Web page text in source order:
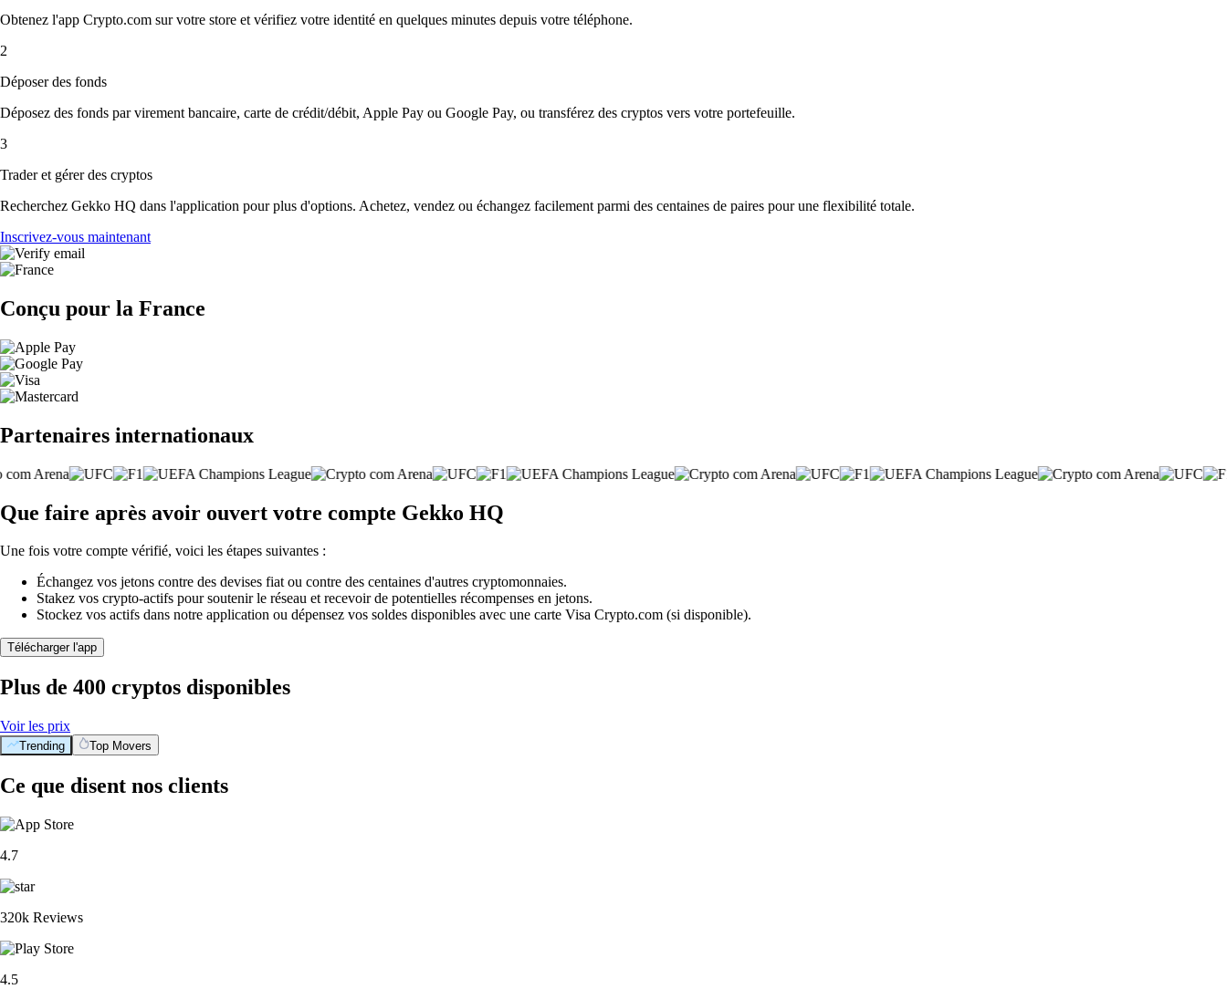
Obtenez l'app Crypto.com sur votre store et vérifiez votre identité en quelques minutes depuis votre téléphone.
2
Déposer des fonds
Déposez des fonds par virement bancaire, carte de crédit/débit, Apple Pay ou Google Pay, ou transférez des cryptos vers votre portefeuille.
3
Trader et gérer des cryptos
Recherchez Gekko HQ dans l'application pour plus d'options. Achetez, vendez ou échangez facilement parmi des centaines de paires pour une flexibilité totale.
Inscrivez-vous maintenant
Conçu pour la France
Partenaires internationaux
Que faire après avoir ouvert votre compte Gekko HQ
Une fois votre compte vérifié, voici les étapes suivantes :
Échangez vos jetons contre des devises fiat ou contre des centaines d'autres cryptomonnaies.
Stakez vos crypto-actifs pour soutenir le réseau et recevoir de potentielles récompenses en jetons.
Stockez vos actifs dans notre application ou dépensez vos soldes disponibles avec une carte Visa Crypto.com (si disponible).
Télécharger l'app
Plus de 400 cryptos disponibles
Voir les prix
Trending Top Movers
Ce que disent nos clients
4.7
320k Reviews
4.5